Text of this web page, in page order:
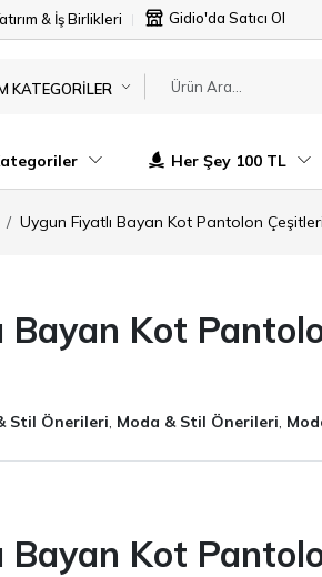
& İş Birlikleri Gidio'da Satıcı Ol
KATEGORILER
Her Şey 100 TL
Uygun Fiyatlı Bayan Kot Pantolon
Bayan Kot
Stil Önerileri Moda & Stil Önerileri
Bayan Kot